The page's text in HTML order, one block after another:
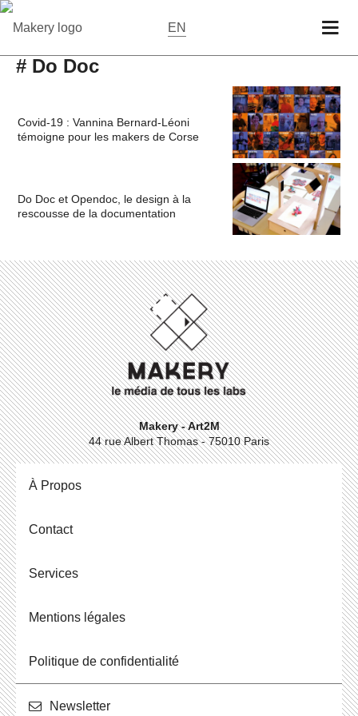
EN
# Do Doc
Covid-19 : Vannina Bernard-Léoni
témoigne pour les makers de Corse
Do Doc et Opendoc, le design à la
rescousse de la documentation
Makery - Art2M
44 rue Albert Thomas - 75010 Paris
À Propos
Contact
Ser­vices
Men­tions légales
Po­li­tique de confidentialité
News­let­ter